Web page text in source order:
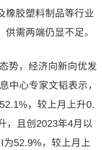
橡胶塑料制品等行业
需两端仍显不足。
势，经济向新向优发
中心专家文韬表示，
，较上月上升0.
，且创2023年4月以
52.9%，较上月上